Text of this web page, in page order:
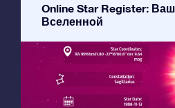
Online Star Register:
Вселенной